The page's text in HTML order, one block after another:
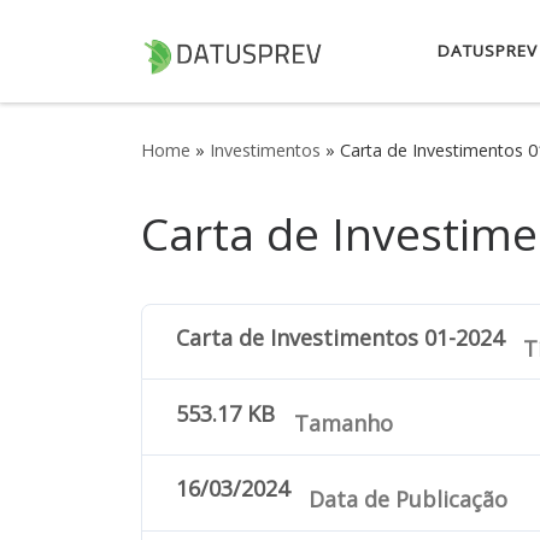
Skip to content
DATUSPREV
Home » Investimentos » Carta de Investimentos
Carta de
Carta de Investimentos 01-2024
553.17 KB Tamanho
16/03/2024 Data de Publicação